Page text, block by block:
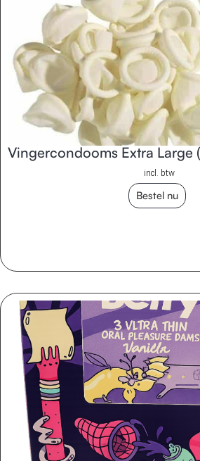
Vingercondooms Extra Large
incl. btw
Bestel nu